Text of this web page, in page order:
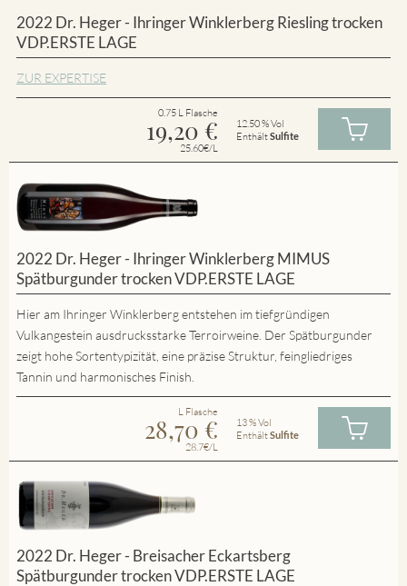
2022 Dr. Heger - Ihringer Winklerberg Riesling trocken
VDP.ERSTE LAGE
ZUR EXPERTISE
0.75 L Flasche
19,20 €
25.60€/L
12.50 % Vol
EnthältSulfite
2022 Dr. Heger - Ihringer Winklerberg MIMUS
Spätburgunder trocken VDP.ERSTE LAGE
Hier am Ihringer Winklerberg entstehen im tiefgründigen
Vulkangestein ausdrucksstarke Terroirweine. Der Spätburgunder
zeigt hohe Sortentypizität, eine präzise Struktur, feingliedriges
Tannin und harmonisches Finish.
L Flasche
28,70 €
28.7€/L
13 % Vol
EnthältSulfite
2022 Dr. Heger - Breisacher Eckartsberg
Spätburgunder trocken VDP.ERSTE LAGE